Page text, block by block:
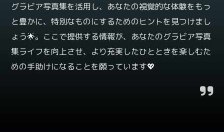
グラビア写真集を活用し、あなたの視覚的な体験をもっ
と豊かに、特別なものにするためのヒントを見つけまし
ょう🌟。ここで提供する情報が、あなたのグラビア写真
集ライフを向上させ、より充実したひとときを楽しむた
めの手助けになることを願っています💖